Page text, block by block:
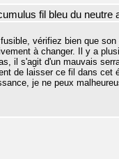
fil bleu du neutre
vérifiez bien que
à changer. Il y a
il s'agit d'un mauvais
de laisser ce fil dans cet
je ne peux